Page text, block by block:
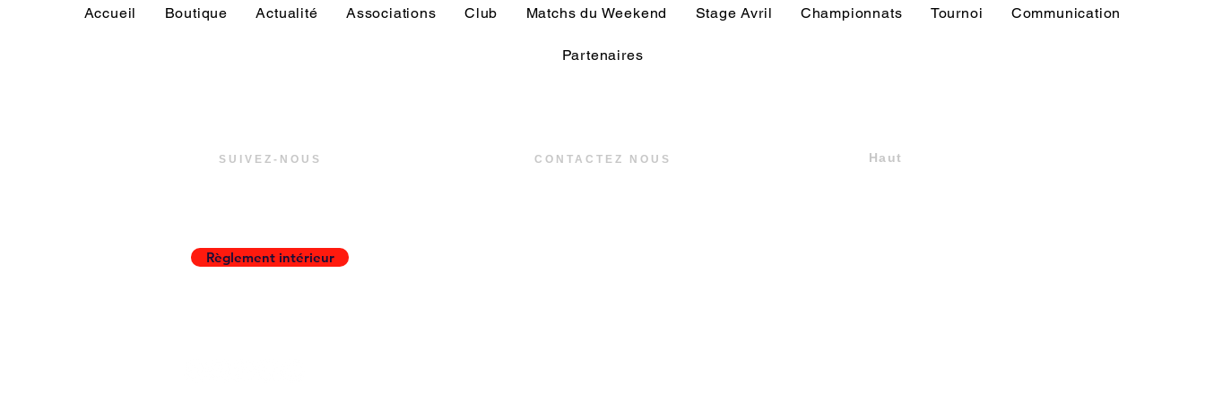
Accueil Boutique Actualité Associations Club Matchs du Weekend Stage Avril Championnats Tournoi Communication
Partenaires
SUIVEZ-NOUS
Règlement intérieur
CONTACTEZ NOUS Haut